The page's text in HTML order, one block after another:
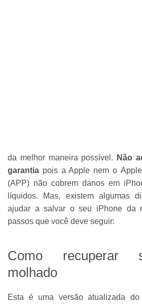
da melhor maneira possível.
Não
garantia pois a Apple nem o
(APP) não cobrem danos em
líquidos. Mas, existem algumas
ajudar a salvar o seu iPhone da
passos que você deve seguir:
Como recuperar
molhado
Esta é uma versão atualizada do